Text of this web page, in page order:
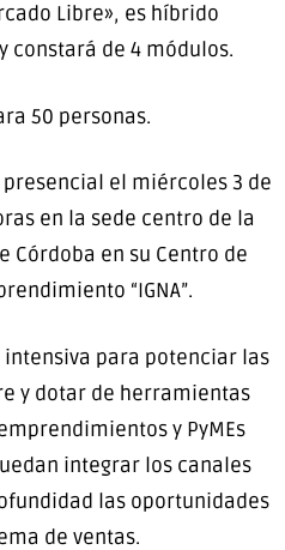
Libre», es híbrido
constará de 4 módulos.
50 personas.
el miércoles 3 de
en la sede centro de la
Córdoba en su Centro de
“IGNA”.
para potenciar las
y dotar de herramientas
y PyMEs
integrar los canales
las oportunidades
de ventas.